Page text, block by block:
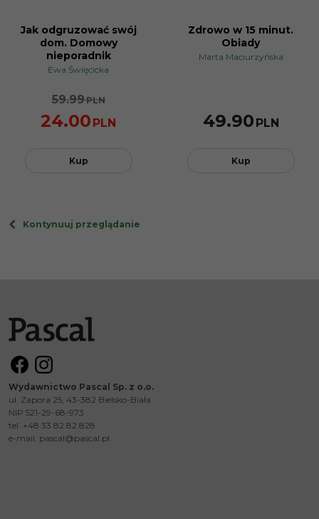
PROMOCJA
Jak odgruzować swój
dom. Domowy
nieporadnik
Ewa Święcicka
59.99PLN
24.00 PLN
Kup
Zdrowo w 15 minut.
Obiady
Marta Maciurzyńska
49.90 PLN
Kup
Kontynuuj przeglądanie
Wydawnictwo Pascal Sp. z o.o.
ul. Zapora 25, 43-382 Bielsko-Biała
NIP 521-29-68-973
tel. +48 33 82 82 828
e-mail: pascal@pascal.pl